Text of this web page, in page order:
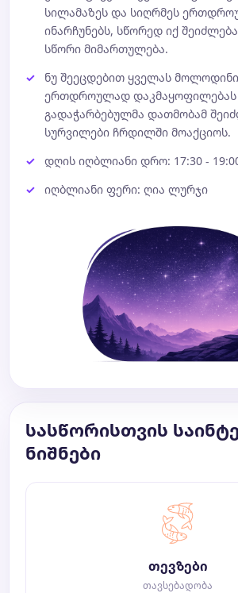
სილამაზეს და სიღრმეს
ინარჩუნებს, სწორედ იქ
სწორი მიმართულება.
ნუ შეეცდებით ყველას
ერთდროულად
გადაჭარბებულმა დათმობამ
სურვილები ჩრდილში მოაქციოს.
დღის იღბლიანი დრო: 17:30 -
იღბლიანი ფერი: ღია ლურჯი
სასწორისთვის
ნიშნები
თევზები
თავსებადობა